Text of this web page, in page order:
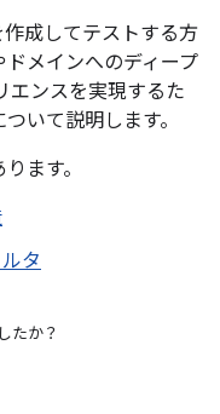
成してテストする方
メインへのディープ
エンスを実現するた
いて説明します。
ます。
タ
たか？